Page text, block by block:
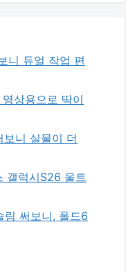
니 듀얼 작업 편
상용으로 딱이
니 실물이 더
갤럭시S26 울트
림 써보니, 폴드6